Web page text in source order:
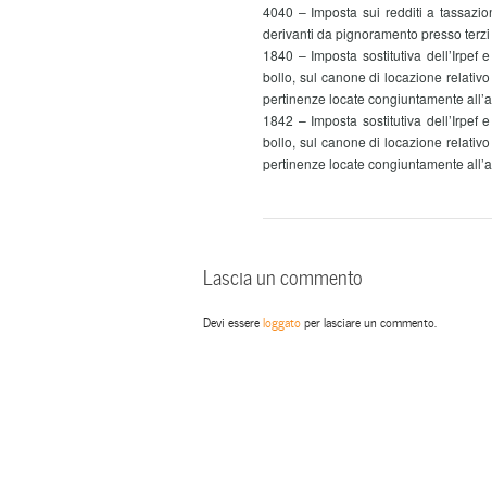
4040 – Imposta sui redditi a
derivanti da pignoramento presso
1840 – Imposta sostitutiva
bollo, sul canone di locazione
pertinenze locate congiuntamente
1842 – Imposta sostitutiva
bollo, sul canone di locazione
pertinenze locate congiuntamente
Lascia un commento
Devi essereloggatoper lasciare un commento.